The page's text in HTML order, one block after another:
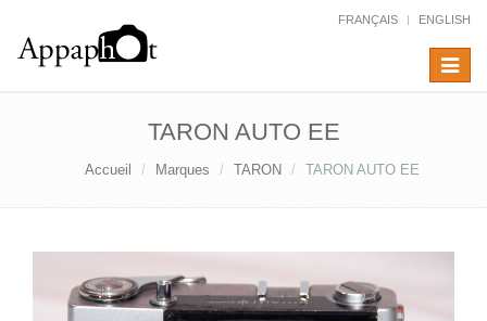
FRANÇAIS ENGLISH
Toggle
TARON AUTO EE
Accueil Marques TARON TARON AUTO EE